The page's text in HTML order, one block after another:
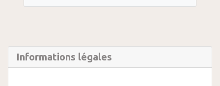
Informations légales